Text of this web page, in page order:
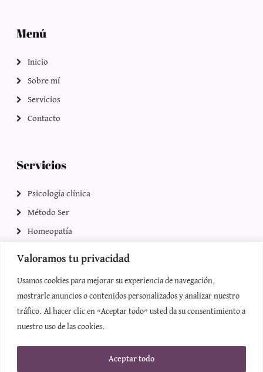
Valoramos tu privacidad
Usamos cookies para mejorar su experiencia de navegación,
mostrarle anuncios o contenidos personalizados y analizar nuestro
tráfico. Al hacer clic en “Aceptar todo” usted da su consentimiento a
nuestro uso de las cookies.
Aceptar todo
Menú
Inicio
Sobre mí
Servicios
Contacto
Servicios
Psicología clínica
Método Ser
Homeopatía
© Copyright 2025 | Marina Bassas Vivo |
Diseñado porCitiservi Media